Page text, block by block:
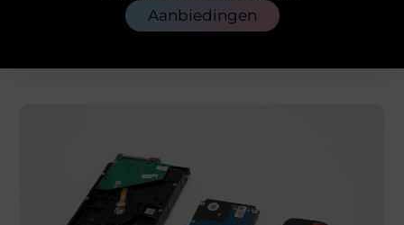
Aanbiedingen